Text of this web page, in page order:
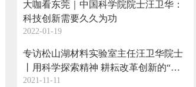
大咖看东莞｜中国科学院院士汪卫华：
科技创新需要久久为功
2022-01-19
专访松山湖材料实验室主任汪卫华院士
丨用科学探索精神 耕耘改革创新的“试
验田”
2021-11-11